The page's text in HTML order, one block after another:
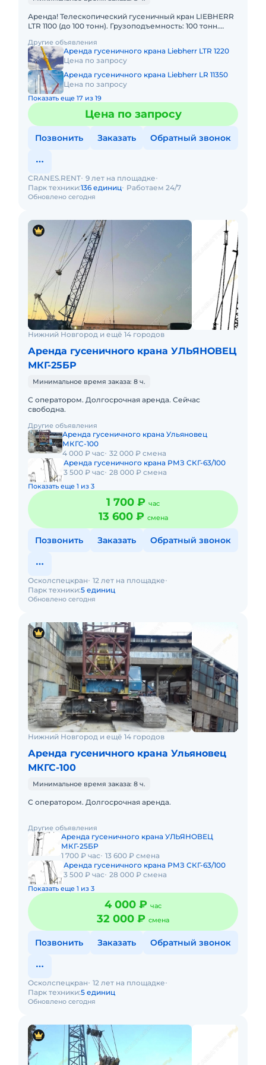
Аренда! Телескопический гусеничный кран LIEBHERR
LTR 1100 (до 100 тонн). Грузоподъемность: 100 тонн.
Другие объявления
Аренда гусеничного крана Liebherr LTR 1220
Цена по запросу
Аренда гусеничного крана Liebherr LR 11350
Цена по запросу
Показать еще 17 из 19
Цена по запросу
Позвонить Заказать Обратный звонок
Обновлено сегодня
CRANES.RENT 9 лет на площадке
Парк техники:136 единиц Работаем 24/7
Нижний Новгород и ещё 14 городов
Аренда гусеничного крана УЛЬЯНОВЕЦ
МКГ-25БР
Минимальное время заказа: 8 ч.
С оператором. Долгосрочная аренда. Сейчас
свободна.
Другие объявления
Аренда гусеничного крана Ульяновец
МКГС-100
4 000 ₽ час 32 000 ₽ смена
Аренда гусеничного крана РМЗ СКГ-63/100
3 500 ₽ час 28 000 ₽ смена
Показать еще 1 из 3
1 700 ₽ час
13 600 ₽ смена
Позвонить Заказать Обратный звонок
Обновлено сегодня
Осколспецкран 12 лет на площадке
Парк техники:5 единиц
Нижний Новгород и ещё 14 городов
Аренда гусеничного крана Ульяновец
МКГС-100
Минимальное время заказа: 8 ч.
С оператором. Долгосрочная аренда.
Другие объявления
Аренда гусеничного крана УЛЬЯНОВЕЦ
МКГ-25БР
1 700 ₽ час 13 600 ₽ смена
Аренда гусеничного крана РМЗ СКГ-63/100
3 500 ₽ час 28 000 ₽ смена
Показать еще 1 из 3
4 000 ₽ час
32 000 ₽ смена
Позвонить Заказать Обратный звонок
Обновлено сегодня
Осколспецкран 12 лет на площадке
Парк техники:5 единиц